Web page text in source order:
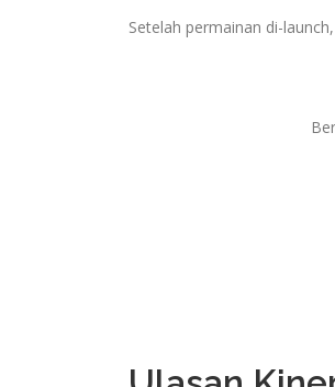
Setelah permainan di-